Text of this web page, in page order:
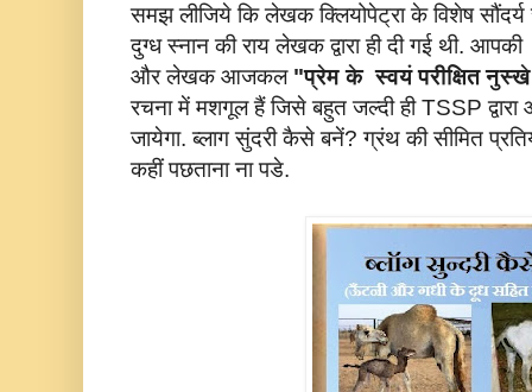
समझ लीजिये कि लेखक क्लियोपेट्रा के विशेष
दुग्ध स्नान की राय लेखक द्वारा ही दी गई थी.
और लेखक आजकल "प्रेम के स्वयं परीक्षित
रचना में मशगूल हैं जिसे बहुत जल्दी ही TSSP
जायेगा. ब्लाग सुंदरी कैसे बनें? ग्रंथ की सीमित
कहीं पछताना ना पडे.